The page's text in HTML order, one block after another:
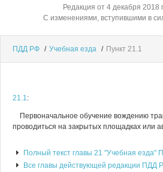
Редакция от 4 декабря
С изменениями, вступившими в
ПДД РФ / Учебная езда / Пункт 21.1
21.1:
Первоначальное обучение вождению
проводиться на закрытых площадках или
Полный текст главы 21 "Учебная езда"
Все главы действующей редакции ПДД